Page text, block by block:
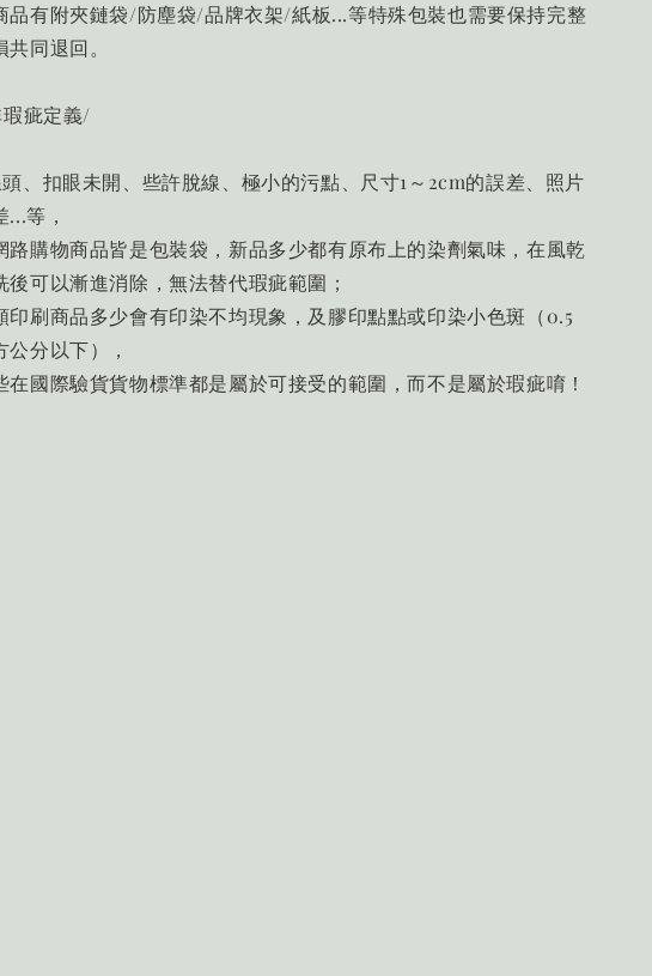
品有附夾鏈袋/防塵袋/品牌衣架/紙板...等特殊包裝也需要保持完整
共同退回。
疵定義/
、扣眼未開、些許脫線、極小的污點、尺寸1～2cm的誤差、照片
...等，
路購物商品皆是包裝袋，新品多少都有原布上的染劑氣味，在風乾
後可以漸進消除，無法替代瑕疵範圍；
印刷商品多少會有印染不均現象，及膠印點點或印染小色斑（0.5
公分以下），
在國際驗貨貨物標準都是屬於可接受的範圍，而不是屬於瑕疵唷！